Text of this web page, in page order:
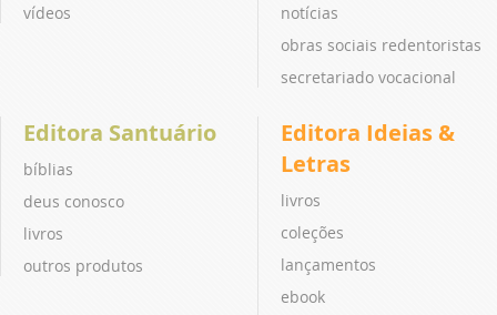
vídeos
notícias
obras sociais redentoristas
secretariado vocacional
Editora Santuário
bíblias
deus conosco
livros
outros produtos
Editora Ideias &
Letras
livros
coleções
lançamentos
ebook